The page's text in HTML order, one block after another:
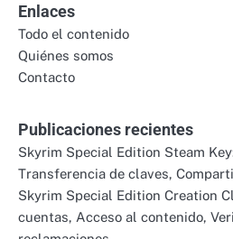
Enlaces
Todo el contenido
Quiénes somos
Contacto
Publicaciones recientes
Skyrim Special Edition Steam
Transferencia de claves,
Skyrim Special Edition Creation
cuentas, Acceso al contenido,